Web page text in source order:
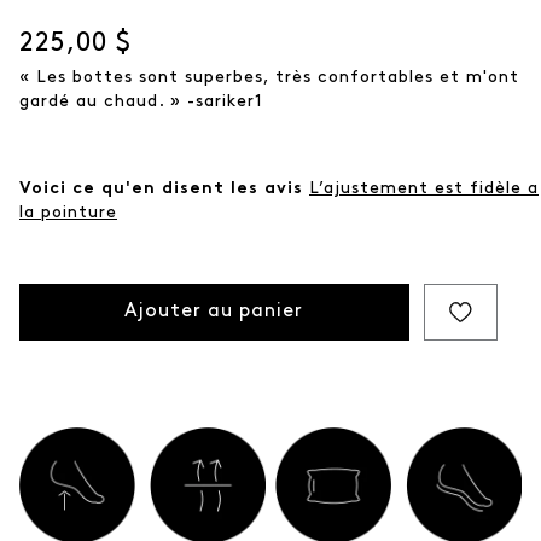
Prix actuel
225,00 $
« Les bottes sont superbes, très confortables et m'ont
gardé au chaud. » -sariker1
Voici ce qu'en disent les avis
L’ajustement est fidèle a
la pointure
Ajouter au panier